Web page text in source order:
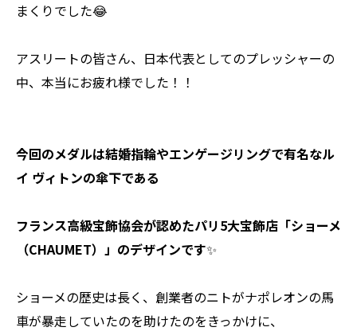
まくりでした😂
アスリートの皆さん、日本代表としてのプレッシャーの
中、本当にお疲れ様でした！！
今回のメダルは結婚指輪やエンゲージリングで有名なル
イ ヴィトンの傘下である
フランス高級宝飾協会が認めたパリ5大宝飾店「ショーメ
（CHAUMET）」のデザインです✨
ショーメの歴史は長く、創業者のニトがナポレオンの馬
車が暴走していたのを助けたのをきっかけに、